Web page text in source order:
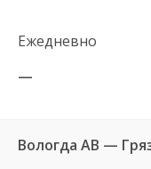
Ежедневно
—
Вологда АВ —